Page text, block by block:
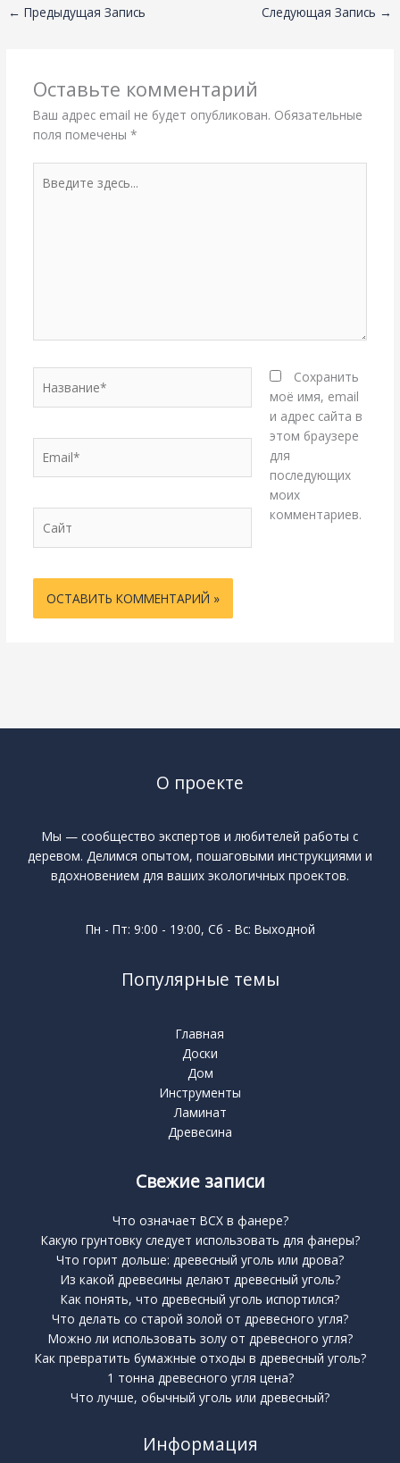
← Предыдущая Запись Следующая Запись →
Оставьте комментарий
Ваш адрес email не будет опубликован. Обязательные
поля помечены *
здесь...
Сохранить
моё имя, email
и адрес сайта в
этом браузере
для
последующих
моих
комментариев.
О проекте
Мы — сообщество экспертов и любителей работы с
деревом. Делимся опытом, пошаговыми инструкциями и
вдохновением для ваших экологичных проектов.
Пн - Пт: 9:00 - 19:00, Сб - Вс: Выходной
Популярные темы
Главная
Доски
Дом
Инструменты
Ламинат
Древесина
Свежие записи
Что означает BCX в фанере?
Какую грунтовку следует использовать для фанеры?
Что горит дольше: древесный уголь или дрова?
Из какой древесины делают древесный уголь?
Как понять, что древесный уголь испортился?
Что делать со старой золой от древесного угля?
Можно ли использовать золу от древесного угля?
Как превратить бумажные отходы в древесный уголь?
1 тонна древесного угля цена?
Что лучше, обычный уголь или древесный?
Информация